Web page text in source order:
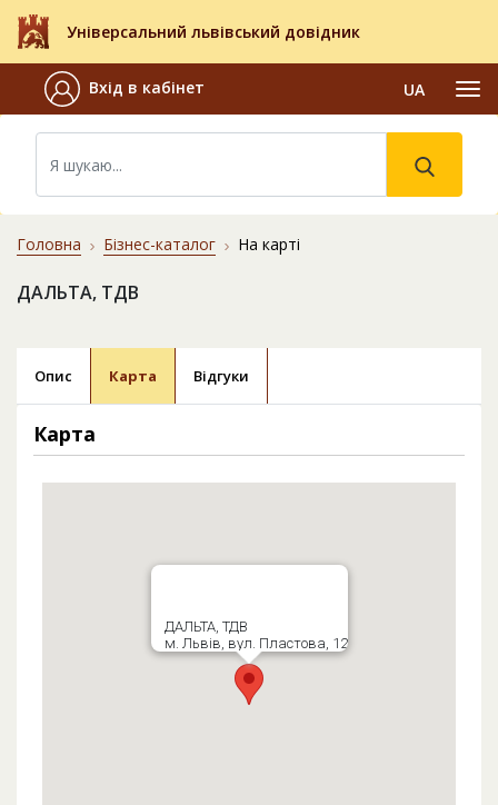
Універсальний львівський довідник
Вхід в кабінет UA
Головна Бізнес-каталог На карті
ДАЛЬТА, ТДВ
Опис Карта Відгуки
Карта
ДАЛЬТА, ТДВ
м. Львів, вул. Пластова, 12